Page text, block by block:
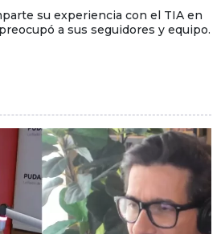
su experiencia con el TIA en
a sus seguidores y equipo.